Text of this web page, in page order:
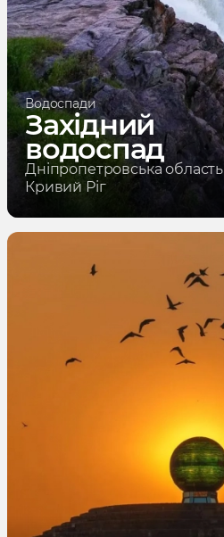
Водоспади
Західний
водоспад
Дніпропетровська область
Кривий Ріг